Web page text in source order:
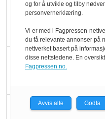
og for å utvikle og tilby
personvernerklæring.
Vi er med i Fagpressen-
du få relevante annonser på
nettverket basert på
disse nettstedene. En
Fagpressen.no.
Avvis alle Godta